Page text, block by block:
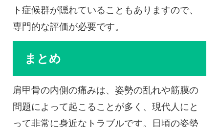
ト症候群が隠れていることもありますので、
専門的な評価が必要です。
まとめ
肩甲骨の内側の痛みは、姿勢の乱れや筋膜の
問題によって起こることが多く、現代人にと
って非常に身近なトラブルです。日頃の姿勢